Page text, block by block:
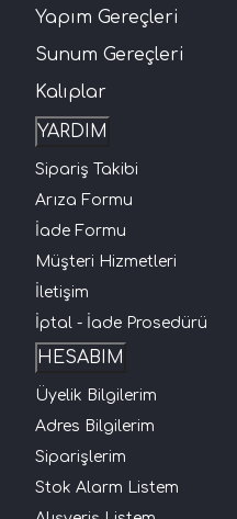
Yapım Gereçleri
Sunum Gereçleri
Kalıplar
YARDIM
Sipariş Takibi
Arıza Formu
İade Formu
Müşteri Hizmetleri
İletişim
İptal - İade Prosedürü
HESABIM
Üyelik Bilgilerim
Adres Bilgilerim
Siparişlerim
Stok Alarm Listem